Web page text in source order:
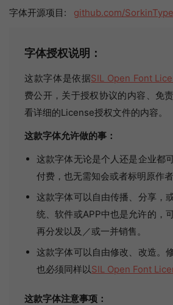
字体开源项目: github.com/
字体授权说明：
这款字体是依据SIL Open Font
费公开，关于授权协议的内容、免
看详细的License授权文件的内容。
这款字体允许做的事：
这款字体无论是个人还是企业都
付费，也无需知会或者标明原作者
这款字体可以自由传播、分享，
统、软件或APP中也是允许的，
再分发以及／或一并销售。
这款字体可以自由修改、改造。
也必须同样以SIL Open Font
这款字体注意事项：